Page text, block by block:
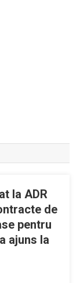
la ADR
de
pentru
ajuns la